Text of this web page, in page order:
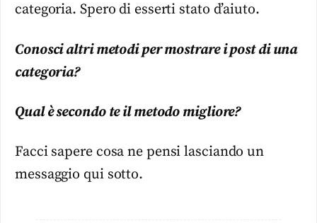
categoria. Spero di esserti stato d’aiuto.
Conosci altri metodi per mostrare i post di una
categoria?
Qual è secondo te il metodo migliore?
Facci sapere cosa ne pensi lasciando un
messaggio qui sotto.